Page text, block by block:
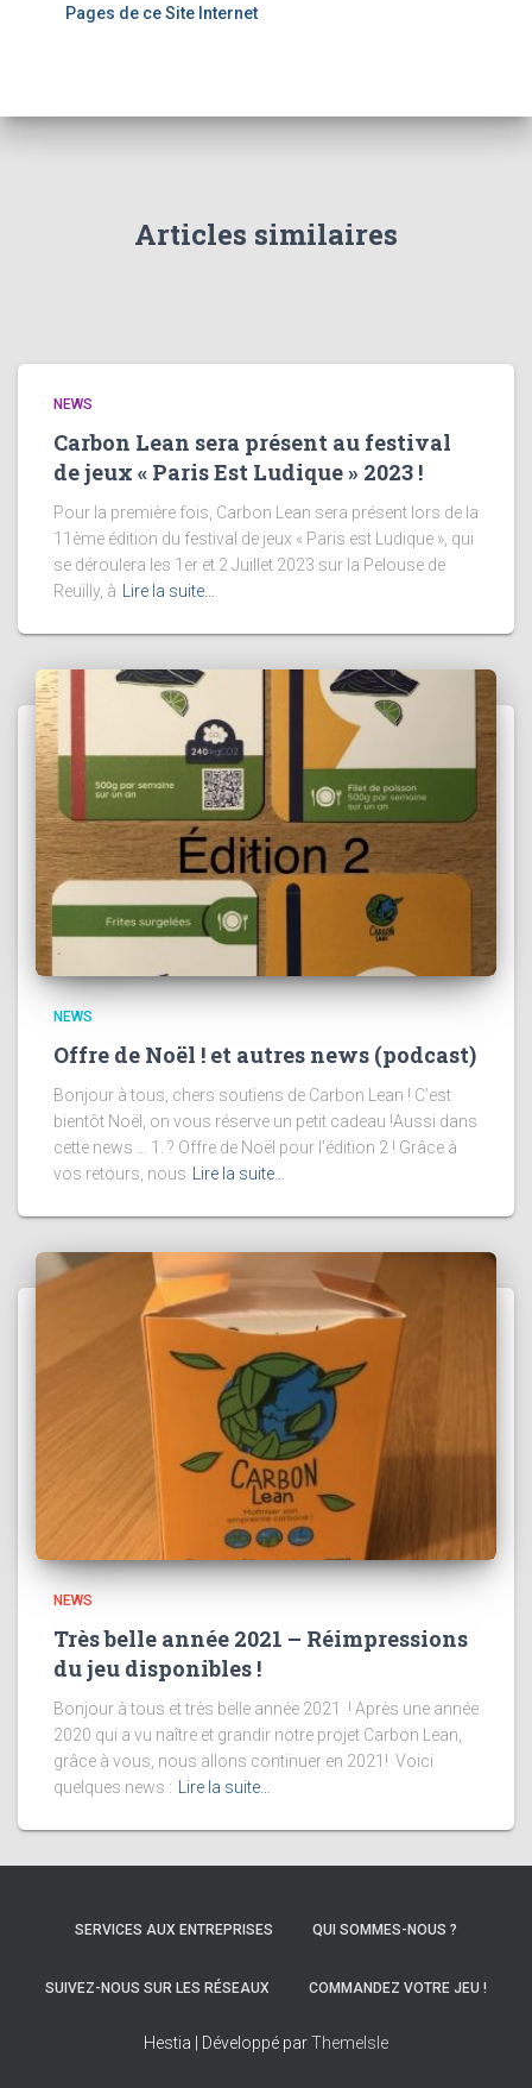
Pages de ce Site Internet
Articles similaires
NEWS
Carbon Lean sera présent au festival
de jeux « Paris Est Ludique » 2023 !
Pour la première fois, Carbon Lean sera présent lors de la
11ème édition du festival de jeux « Paris est Ludique », qui
se déroulera les 1er et 2 Juillet 2023 sur la Pelouse de
Reuilly, à
Lire la suite…
NEWS
Offre de Noël ! et autres news (podcast)
Bonjour à tous, chers soutiens de Carbon Lean ! C’est
bientôt Noël, on vous réserve un petit cadeau !Aussi dans
cette news … 1. ? Offre de Noël pour l’édition 2 ! Grâce à
vos retours, nous Lire la suite…
NEWS
Très belle année 2021 – Réimpressions
du jeu disponibles !
Bonjour à tous et très belle année 2021 ! Après une année
2020 qui a vu naître et grandir notre projet Carbon Lean,
grâce à vous, nous allons continuer en 2021! Voici
quelques news :
Lire la suite…
SERVICES AUX ENTREPRISES QUI SOMMES-NOUS ?
SUIVEZ-NOUS SUR LES RÉSEAUX COMMANDEZ VOTRE JEU !
Hestia | Développé parThemeIsle